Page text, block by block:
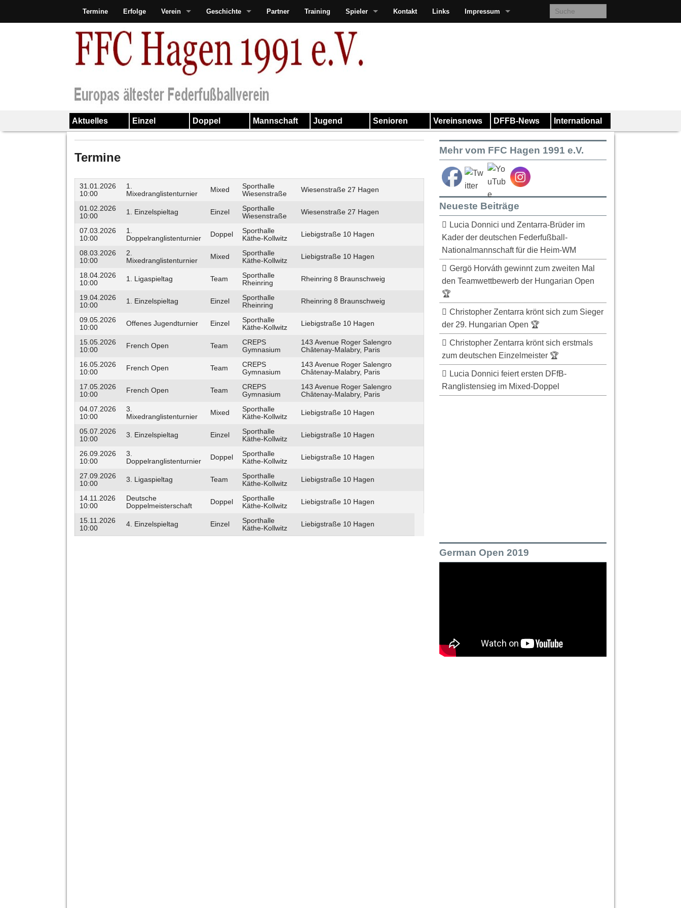
Termine Erfolge Verein Geschichte Partner Training Spieler Kontakt Links Impressum
Aktuelles Einzel Doppel Mannschaft Jugend Senioren Vereinsnews DFFB-News International
Termine
31.01.2026
10:00
1.
Mixedranglistenturnier
Mixed
Sporthalle
Wiesenstraße
Wiesenstraße 27 Hagen
01.02.2026
10:00
1. Einzelspieltag Einzel
Sporthalle
Wiesenstraße
Wiesenstraße 27 Hagen
07.03.2026
10:00
1.
Doppelranglistenturnier
Doppel
Sporthalle
Käthe-Kollwitz
Liebigstraße 10 Hagen
08.03.2026
10:00
2.
Mixedranglistenturnier
Mixed
Sporthalle
Käthe-Kollwitz
Liebigstraße 10 Hagen
18.04.2026
10:00
1. Ligaspieltag Team
Sporthalle
Rheinring
Rheinring 8 Braunschweig
19.04.2026
10:00
1. Einzelspieltag Einzel
Sporthalle
Rheinring
Rheinring 8 Braunschweig
09.05.2026
10:00
Offenes Jugendturnier Einzel
Sporthalle
Käthe-Kollwitz
Liebigstraße 10 Hagen
15.05.2026
10:00
French Open Team
CREPS
Gymnasium
143 Avenue Roger Salengro
Châtenay-Malabry, Paris
16.05.2026
10:00
French Open Team
CREPS
Gymnasium
143 Avenue Roger Salengro
Châtenay-Malabry, Paris
17.05.2026
10:00
French Open Team
CREPS
Gymnasium
143 Avenue Roger Salengro
Châtenay-Malabry, Paris
04.07.2026
10:00
3.
Mixedranglistenturnier
Mixed
Sporthalle
Käthe-Kollwitz
Liebigstraße 10 Hagen
05.07.2026
10:00
3. Einzelspieltag Einzel
Sporthalle
Käthe-Kollwitz
Liebigstraße 10 Hagen
26.09.2026
10:00
3.
Doppelranglistenturnier
Doppel
Sporthalle
Käthe-Kollwitz
Liebigstraße 10 Hagen
27.09.2026
10:00
3. Ligaspieltag Team
Sporthalle
Käthe-Kollwitz
Liebigstraße 10 Hagen
14.11.2026
10:00
Deutsche
Doppelmeisterschaft
Doppel
Sporthalle
Käthe-Kollwitz
Liebigstraße 10 Hagen
15.11.2026
10:00
4. Einzelspieltag Einzel
Sporthalle
Käthe-Kollwitz
Liebigstraße 10 Hagen
Mehr vom FFC Hagen 1991 e.V.
Neueste Beiträge
Lucia Donnici und Zentarra-Brüder im
Kader der deutschen Federfußball-
Nationalmannschaft für die Heim-WM
Gergö Horváth gewinnt zum zweiten Mal
den Teamwettbewerb der Hungarian Open
🏆
Christopher Zentarra krönt sich zum Sieger
der 29. Hungarian Open 🏆
Christopher Zentarra krönt sich erstmals
zum deutschen Einzelmeister 🏆
Lucia Donnici feiert ersten DFfB-
Ranglistensieg im Mixed-Doppel
German Open 2019